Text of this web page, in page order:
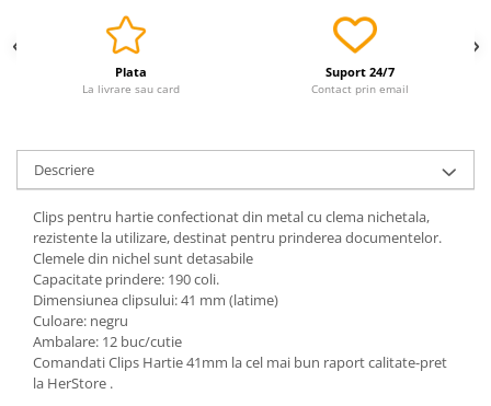
Plata
La livrare sau card
Suport 24/7
Contact prin email
Descriere
Clips pentru hartie confectionat din metal cu clema nichetala,
rezistente la utilizare, destinat pentru prinderea documentelor.
Clemele din nichel sunt detasabile
Capacitate prindere: 190 coli.
Dimensiunea clipsului: 41 mm (latime)
Culoare: negru
Ambalare: 12 buc/cutie
Comandati Clips Hartie 41mm la cel mai bun raport calitate-pret
la HerStore .